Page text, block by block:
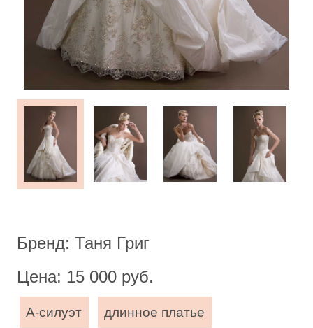
Бренд: Таня Григ
Цена: 15 000 руб.
А-силуэт длинное платье